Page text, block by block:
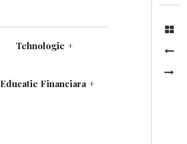
Tehnologie +
Educatie Financiara +